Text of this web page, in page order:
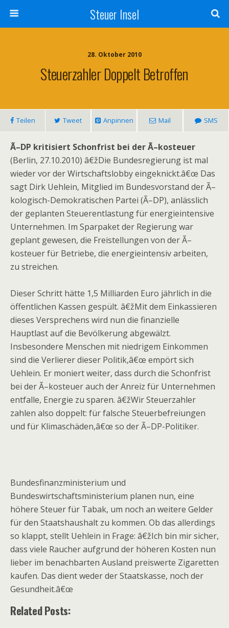
Steuer Insel
28. Oktober 2010
Steuerzahler Doppelt Betroffen
Teilen Tweet Anpinnen Mail SMS
Ã–DP kritisiert Schonfrist bei der Ã–kosteuer
(Berlin, 27.10.2010) â€žDie Bundesregierung ist mal
wieder vor der Wirtschaftslobby eingeknickt.â€œ Das
sagt Dirk Uehlein, Mitglied im Bundesvorstand der Ã–
kologisch-Demokratischen Partei (Ã–DP), anlässlich
der geplanten Steuerentlastung für energieintensive
Unternehmen. Im Sparpaket der Regierung war
geplant gewesen, die Freistellungen von der Ã–
kosteuer für Betriebe, die energieintensiv arbeiten,
zu streichen.
Dieser Schritt hätte 1,5 Milliarden Euro jährlich in die
öffentlichen Kassen gespült. â€žMit dem Einkassieren
dieses Versprechens wird nun die finanzielle
Hauptlast auf die Bevölkerung abgewälzt.
Insbesondere Menschen mit niedrigem Einkommen
sind die Verlierer dieser Politik,â€œ empört sich
Uehlein. Er moniert weiter, dass durch die Schonfrist
bei der Ã–kosteuer auch der Anreiz für Unternehmen
entfalle, Energie zu sparen. â€žWir Steuerzahler
zahlen also doppelt: für falsche Steuerbefreiungen
und für Klimaschäden,â€œ so der Ã–DP-Politiker.
Bundesfinanzministerium und
Bundeswirtschaftsministerium planen nun, eine
höhere Steuer für Tabak, um noch an weitere Gelder
für den Staatshaushalt zu kommen. Ob das allerdings
so klappt, stellt Uehlein in Frage: â€žIch bin mir sicher,
dass viele Raucher aufgrund der höheren Kosten nun
lieber im benachbarten Ausland preiswerte Zigaretten
kaufen. Das dient weder der Staatskasse, noch der
Gesundheit.â€œ
Related Posts: